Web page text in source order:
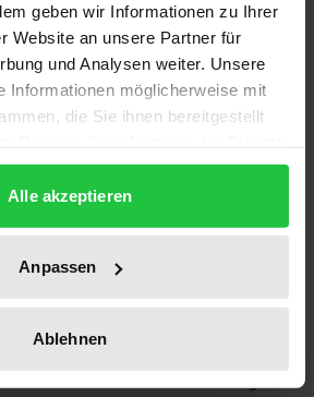
geben wir Informationen zu Ihrer
Website an unsere Partner für
und Analysen weiter. Unsere
Informationen möglicherweise mit
die Sie ihnen bereitgestellt
Alle akzeptieren
Anpassen
Ablehnen
protestantischen
Neuzeit. Arndts mit Abstand
sind die "Vier Bücher von
(BWC), dessen erste
Neuauflagen sowie
europäische und
und zeitigte eine
ja globale Wirkung.
die komplexe Entstehungs-